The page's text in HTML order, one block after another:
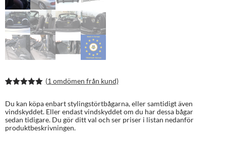
baserat på
kundrecens
ioner
(1 omdömen från kund)
Du kan köpa enbart stylingstörtbågarna, eller samtidigt även
vindskyddet. Eller endast vindskyddet om du har dessa bågar
sedan tidigare. Du gör ditt val och ser priser i listan nedanför
produktbeskrivningen.